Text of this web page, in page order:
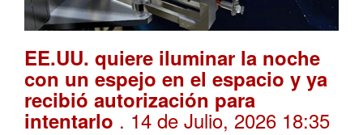
EE.UU. quiere iluminar la noche
con un espejo en el espacio y ya
recibió autorización para
intentarlo . 14 de Julio, 2026 18:35